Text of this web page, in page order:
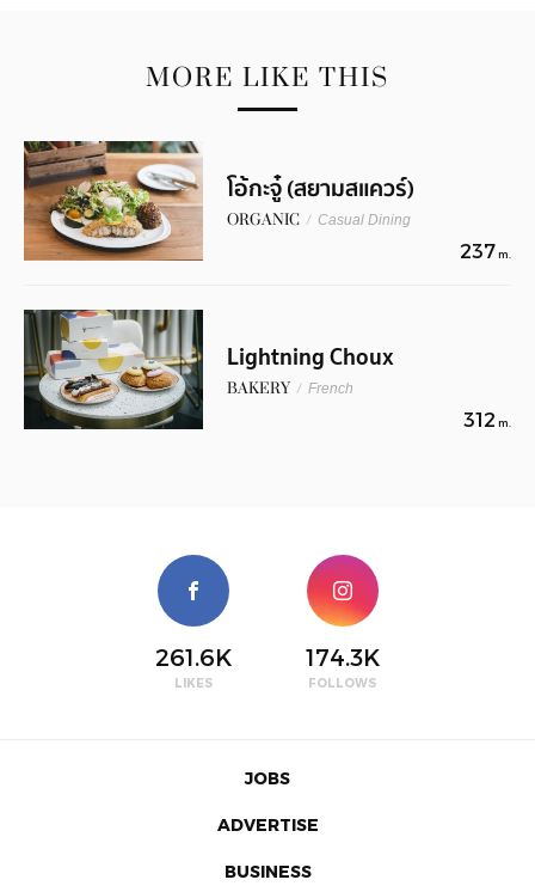
MORE LIKE THIS
โอ้กะจู๋ (สยามสแควร์)
ORGANIC / Casual Dining
237m.
Lightning Choux
BAKERY / French
312 m.
261.6K
LIKES
174.3K
FOLLOWS
JOBS
ADVERTISE
BUSINESS